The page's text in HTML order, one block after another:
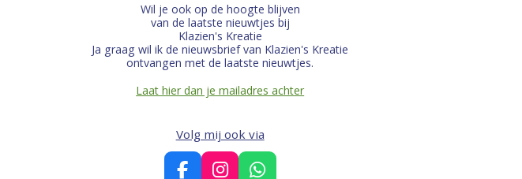
Wil je ook op de hoogte blijven
van de laatste nieuwtjes bij
Klazien's Kreatie
Ja graag wil ik de nieuwsbrief van Klazien's Kreatie
ontvangen met de laatste nieuwtjes.
Laat hier dan je mailadres achter
Volg mij ook via